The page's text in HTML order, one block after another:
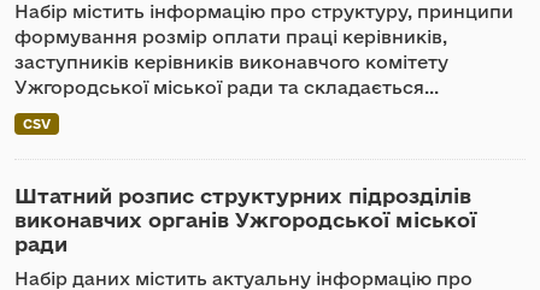
Набір містить інформацію про структуру, принципи
формування розмір оплати праці керівників,
заступників керівників виконавчого комітету
Ужгородської міської ради та складається...
CSV
Штатний розпис структурних підрозділів
виконавчих органів Ужгородської міської
ради
Набір даних містить актуальну інформацію про